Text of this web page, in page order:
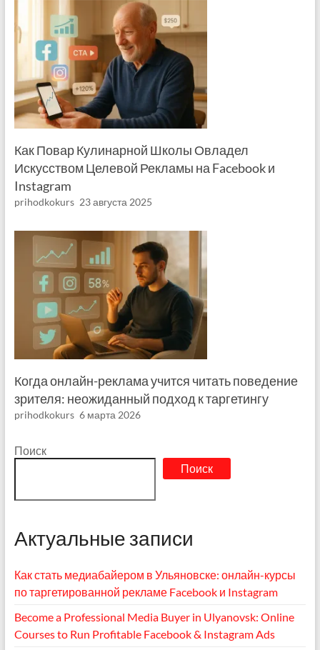
Как Повар Кулинарной Школы Овладел
Искусством Целевой Рекламы на Facebook и
Instagram
prihodkokurs 23 августа 2025
Когда онлайн-реклама учится читать поведение
зрителя: неожиданный подход к таргетингу
prihodkokurs 6 марта 2026
Поиск
Поиск
Актуальные записи
Как стать медиабайером в Ульяновске: онлайн-курсы
по таргетированной рекламе Facebook и Instagram
Become a Professional Media Buyer in Ulyanovsk: Online
Courses to Run Profitable Facebook & Instagram Ads